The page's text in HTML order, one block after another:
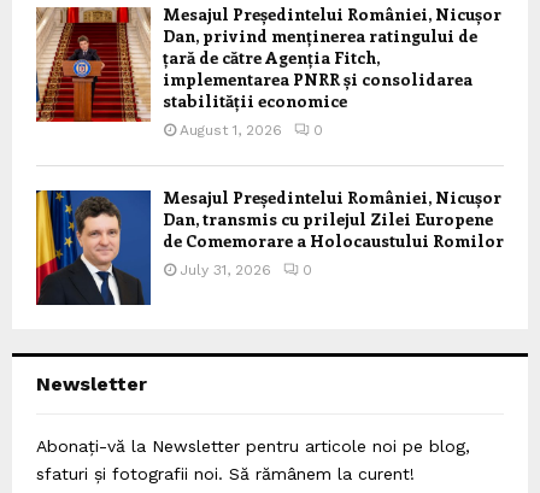
Mesajul Președintelui României, Nicușor
Dan, privind menținerea ratingului de
țară de către Agenția Fitch,
implementarea PNRR și consolidarea
stabilității economice
August 1, 2026 0
Mesajul Președintelui României, Nicușor
Dan, transmis cu prilejul Zilei Europene
de Comemorare a Holocaustului Romilor
July 31, 2026 0
Newsletter
Abonați-vă la Newsletter pentru articole noi pe blog,
sfaturi și fotografii noi. Să rămânem la curent!